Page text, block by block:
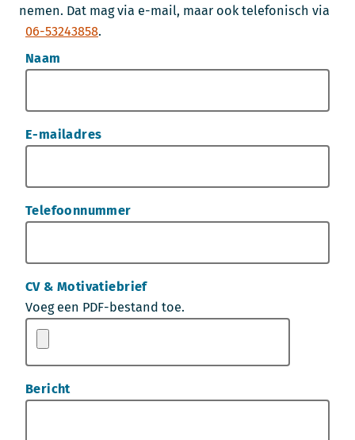
nemen. Dat mag via e-mail, maar ook telefonisch via
06-53243858.
Naam
E-mailadres
Telefoonnummer
CV & Motivatiebrief
Voeg een PDF-bestand toe.
Bericht